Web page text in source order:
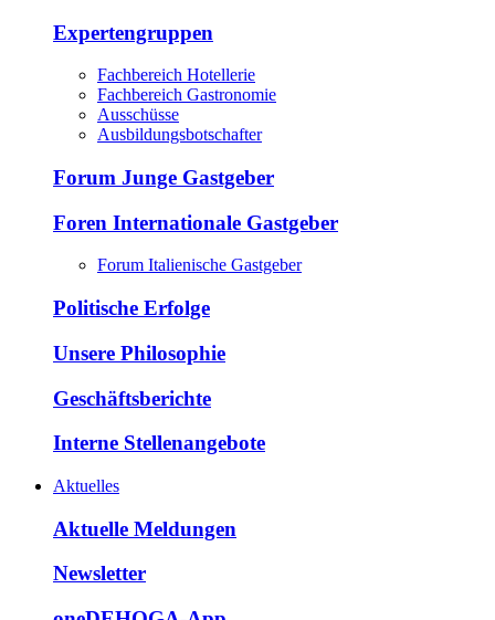
Expertengruppen
Fachbereich Hotellerie
Fachbereich Gastronomie
Ausschüsse
Ausbildungsbotschafter
Forum Junge Gastgeber
Foren Internationale Gastgeber
Forum Italienische Gastgeber
Politische Erfolge
Unsere Philosophie
Geschäftsberichte
Interne Stellenangebote
Aktuelles
Aktuelle Meldungen
Newsletter